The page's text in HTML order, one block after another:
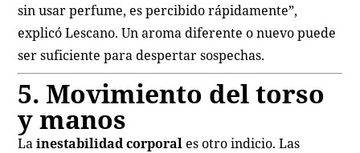
sin usar perfume, es percibido rápidamente”,
explicó Lescano. Un aroma diferente o nuevo puede
ser suficiente para despertar sospechas.
5. Movimiento del torso
y manos
Lainestabilidad corporal es otro indicio. Las